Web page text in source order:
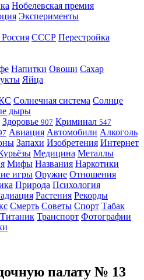
Нобелевская премия
Эксперименты
СССР Перестройка
Напитки Овощи Сахар
Яйца
Солнечная система Солнце
дыры
Здоровье 907 Криминал 547
Авиация Автомобили Алкоголь
Запахи Изобретения Интернет
Медицина Металлы
Мифы Названия Наркотики
игры Оружие Отношения
Природа Психология
Растения Рекорды
Смерть Советы Спорт Табак
Титаник Транспорт Фотографии
палату № 13